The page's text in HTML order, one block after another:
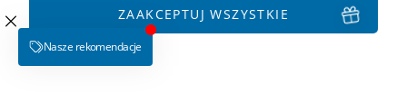
ZAAKCEPTUJ WSZYSTKIE